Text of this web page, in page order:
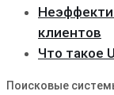
клиентов
Что такое
Поисковые